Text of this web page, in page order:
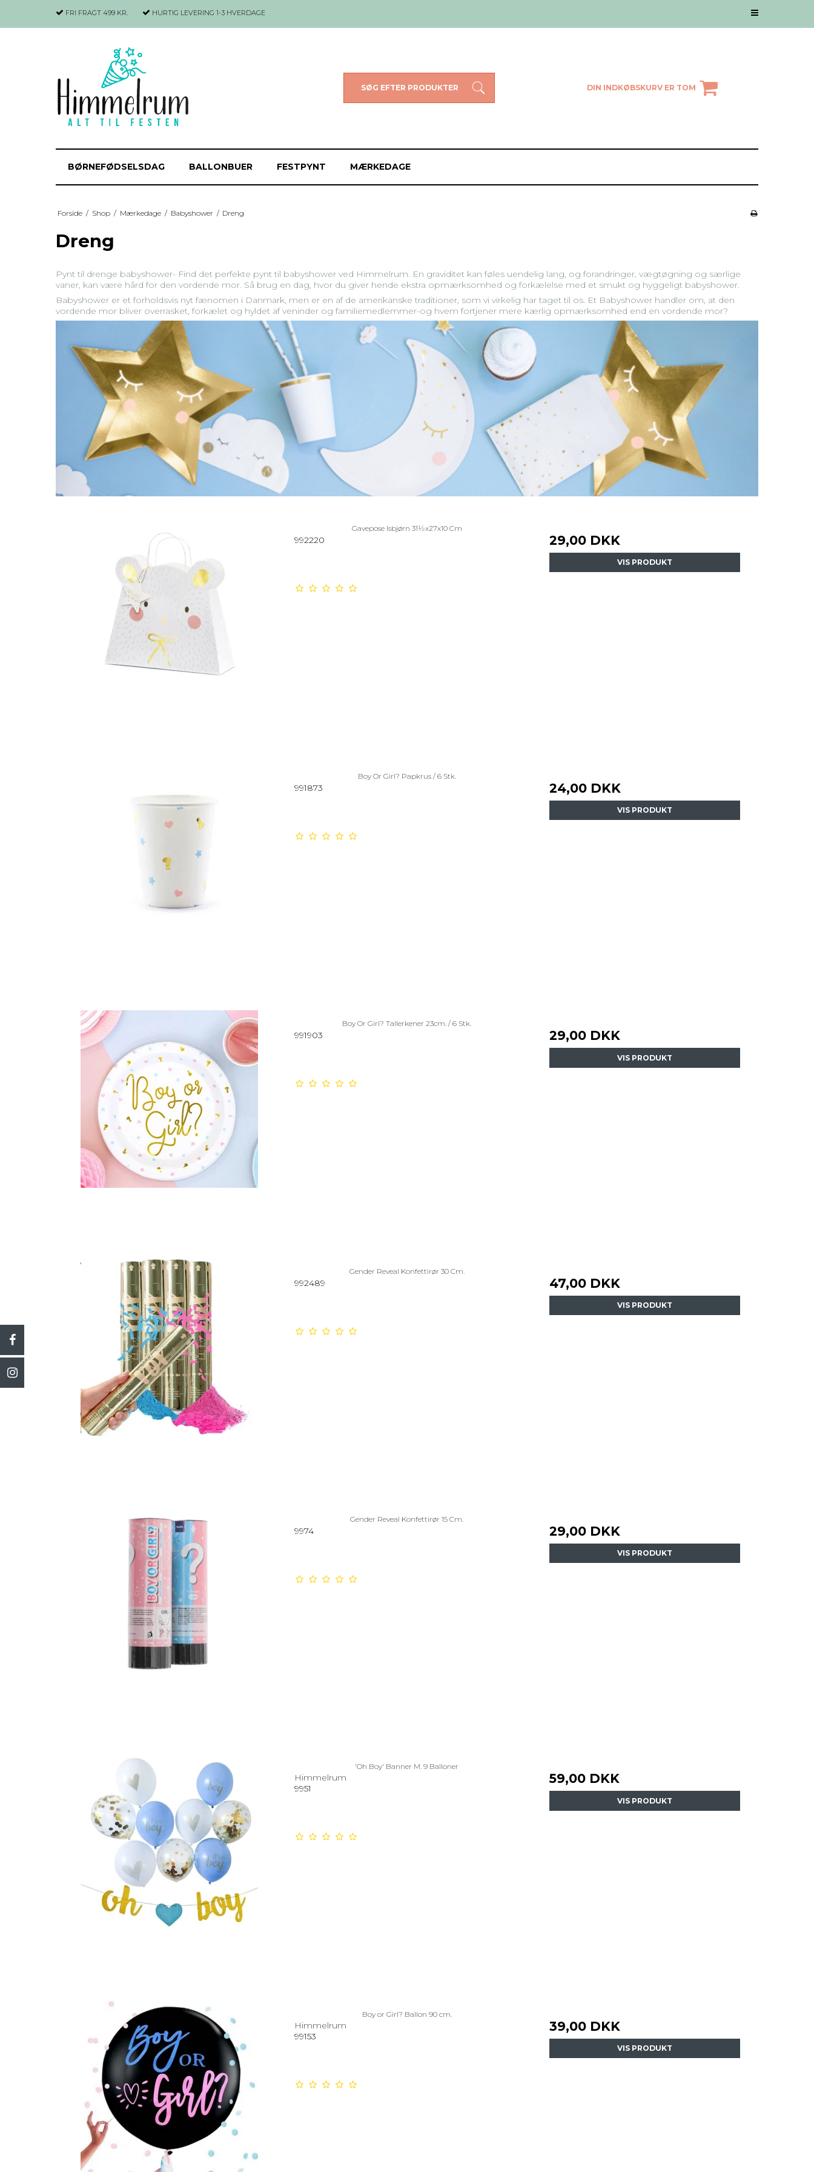
FRI FRAGT 499 KR. HURTIG LEVERING 1-3 HVERDAGE
SØG EFTER PRODUKTER DIN INDKØBSKURV ER TOM
BØRNEFØDSELSDAG BALLONBUER FESTPYNT MÆRKEDAGE
Forside / Shop / Mærkedage / Babyshower / Dreng
Dreng
Pynt til drenge babyshower- Find det perfekte pynt til babyshower ved Himmelrum. En graviditet kan føles uendelig lang, og forandringer, vægtøgning og særlige
vaner, kan være hård for den vordende mor. Så brug en dag, hvor du giver hende ekstra opmærksomhed og forkælelse med et smukt og hyggeligt babyshower.
Babyshower er et forholdsvis nyt fænomen i Danmark, men er en af de amerikanske traditioner, som vi virkelig har taget til os. Et Babyshower handler om, at den
vordende mor bliver overrasket, forkælet og hyldet af veninder og familiemedlemmer-og hvem fortjener mere kærlig opmærksomhed end en vordende mor?
Gavepose Isbjørn 31½x27x10 Cm
992220 29,00 DKK
VIS PRODUKT
Boy Or Girl? Papkrus / 6 Stk.
991873 24,00 DKK
VIS PRODUKT
Boy Or Girl? Tallerkener 23cm. / 6 Stk.
991903 29,00 DKK
VIS PRODUKT
Gender Reveal Konfettirør 30 Cm.
992489 47,00 DKK
VIS PRODUKT
Gender Reveal Konfettirør 15 Cm.
9974 29,00 DKK
VIS PRODUKT
'Oh Boy' Banner M. 9 Balloner
Himmelrum
9951
59,00 DKK
VIS PRODUKT
Boy or Girl? Ballon 90 cm.
Himmelrum
99153
39,00 DKK
VIS PRODUKT